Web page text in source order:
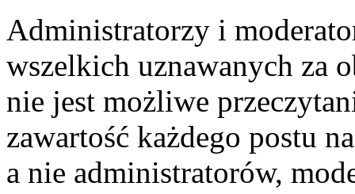
Administratorzy i
wszelkich uznawanych za
nie jest możliwe
zawartość każdego postu
a nie administratorów,